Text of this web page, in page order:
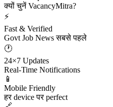
क्यों चुनें VacancyMitra?
⚡
Fast & Verified
Govt Job News सबसे पहले
🕐
24×7 Updates
Real-Time Notifications
📱
Mobile Friendly
हर device पर perfect